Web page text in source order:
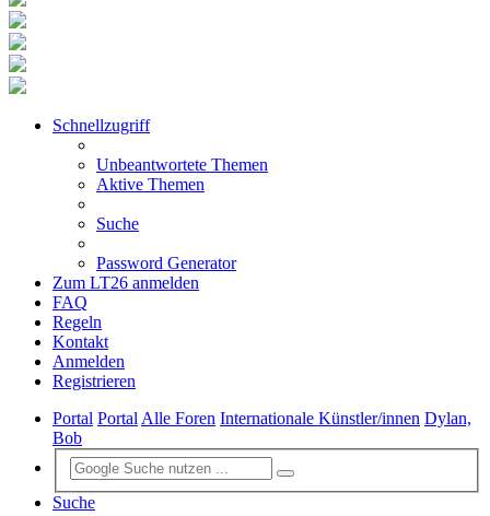
Schnellzugriff
Unbeantwortete Themen
Aktive Themen
Suche
Password Generator
Zum LT26 anmelden
FAQ
Regeln
Kontakt
Anmelden
Registrieren
Portal PortalAlle Foren Internationale Künstler/innen Dylan,
Bob
Suche